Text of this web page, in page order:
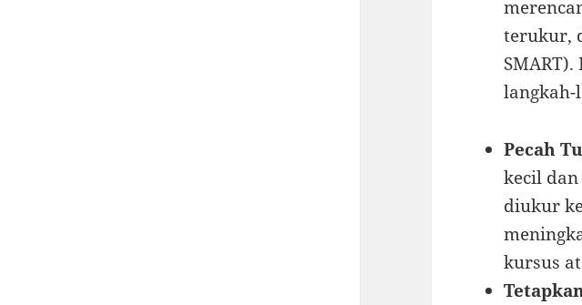
terukur,
langkah-
Pecah
kecil
diukur
kursus